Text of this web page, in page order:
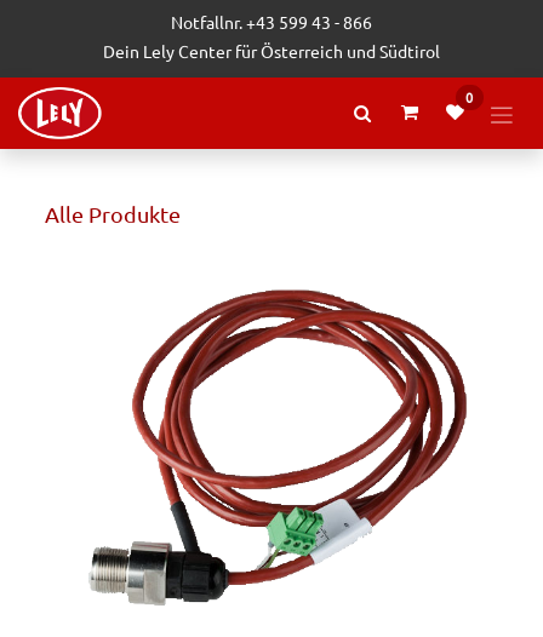
Zum Inhalt springenNotfallnr. +43 599 43 - 866
Dein Lely Center für Österreich und Südtirol
0
Alle Produkte